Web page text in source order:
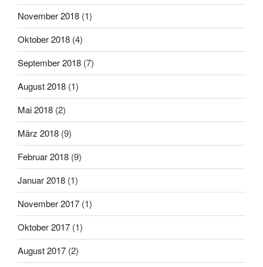
November 2018 (1)
Oktober 2018 (4)
September 2018 (7)
August 2018 (1)
Mai 2018 (2)
März 2018 (9)
Februar 2018 (9)
Januar 2018 (1)
November 2017 (1)
Oktober 2017 (1)
August 2017 (2)